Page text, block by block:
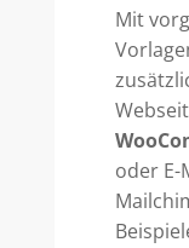
Mit
oder E-